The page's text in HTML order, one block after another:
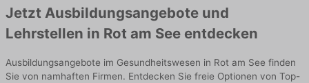
Jetzt Ausbildungsangebote und
Lehrstellen in Rot am See entdecken
Ausbildungsangebote im Gesundheitswesen in Rot am See finden
Sie von namhaften Firmen. Entdecken Sie freie Optionen von Top-